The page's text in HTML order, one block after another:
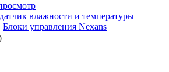
влажности и температуры
Блоки управления Nexans